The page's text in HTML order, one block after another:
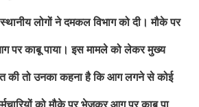
लोगों ने दमकल विभाग को दी। मौके पर
पर काबू पाया। इस मामले को लेकर मुख्य
की तोउनका कहना है कि आग लगने से कोई